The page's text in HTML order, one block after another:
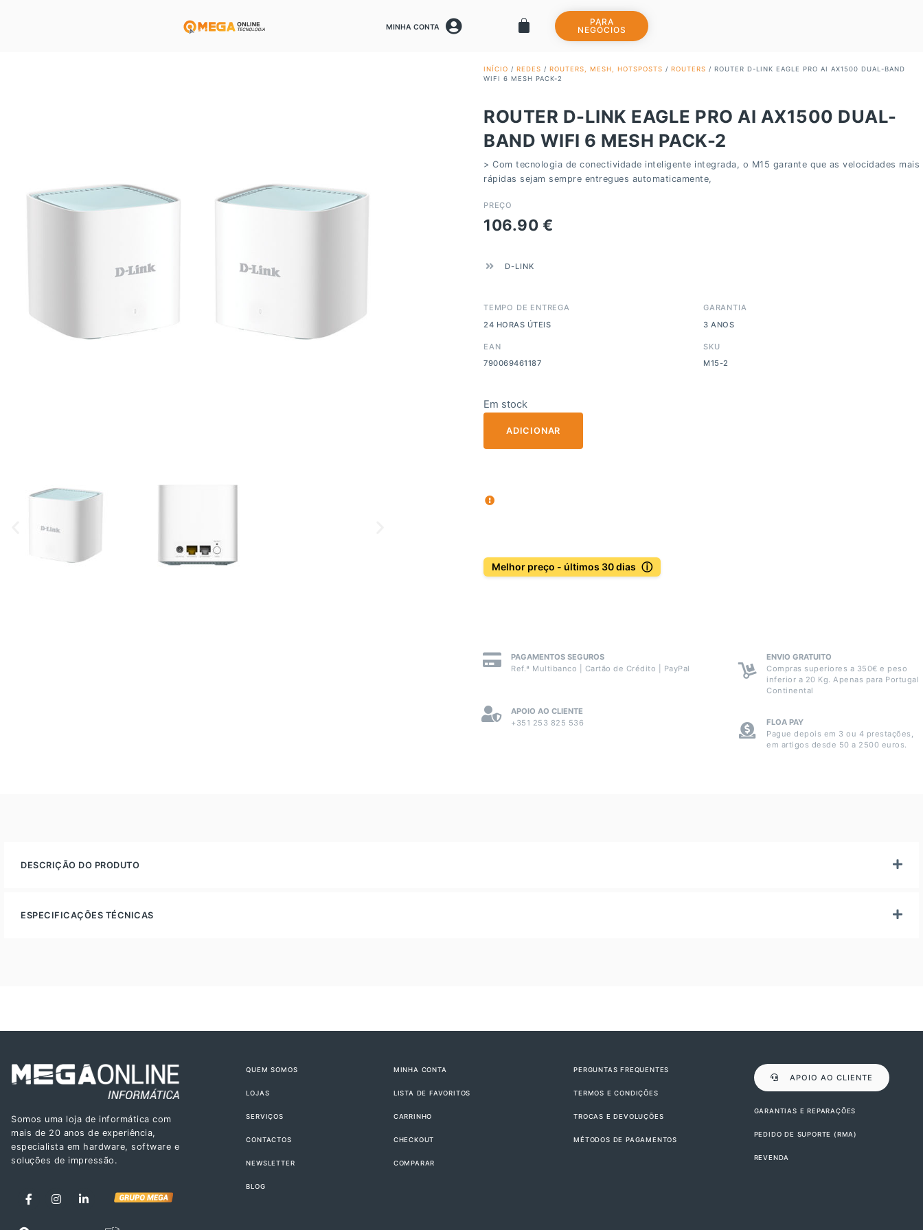
MINHA CONTA
PARA
NEGÓCIOS
INÍCIO / REDES / ROUTERS, MESH, HOTSPOSTS / ROUTERS / ROUTER D-LINK EAGLE PRO AI AX1500 DUAL-BAND
WIFI 6 MESH PACK-2
ROUTER D-LINK EAGLE PRO AI AX1500 DUAL-
BAND WIFI 6 MESH PACK-2
> Com tecnologia de conectividade inteligente integrada, o M15 garante que as velocidades mais
rápidas sejam sempre entregues automaticamente,
PREÇO
106.90 €
D-LINK
TEMPO DE ENTREGA
24 HORAS ÚTEIS
GARANTIA
3 ANOS
EAN
790069461187
SKU
M15-2
Em stock
ADICIONAR
Melhor preço - últimos 30 dias ⓘ
PAGAMENTOS SEGUROS
Ref.ª Multibanco | Cartão de Crédito | PayPal
APOIO AO CLIENTE
+351 253 825 536
ENVIO GRATUITO
Compras superiores a 350€ e peso
inferior a 20 Kg. Apenas para Portugal
Continental
FLOA PAY
Pague depois em 3 ou 4 prestações,
em artigos desde 50 a 2500 euros.
DESCRIÇÃO DO PRODUTO
ESPECIFICAÇÕES TÉCNICAS
Somos uma loja de informática com
mais de 20 anos de experiência,
especialista em hardware, software e
soluções de impressão.
QUEM SOMOS
LOJAS
SERVIÇOS
CONTACTOS
NEWSLETTER
BLOG
MINHA CONTA
LISTA DE FAVORITOS
CARRINHO
CHECKOUT
COMPARAR
PERGUNTAS FREQUENTES
TERMOS E CONDIÇÕES
TROCAS E DEVOLUÇÕES
MÉTODOS DE PAGAMENTOS
APOIO AO CLIENTE
GARANTIAS E REPARAÇÕES
PEDIDO DE SUPORTE (RMA)
REVENDA